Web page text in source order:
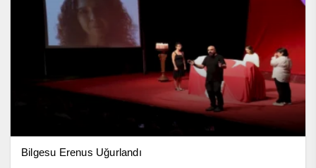
Bilgesu Erenus Uğurlandı